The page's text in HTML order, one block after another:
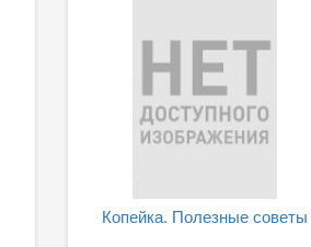
Копейка. Полезные советы